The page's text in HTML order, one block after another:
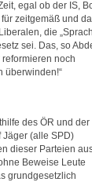
egal ob der IS,
zeitgemäß und
die
sei. Das, so
noch
überwinden!“
des ÖR und der
Jäger (alle SPD)
dieser Parteien
Beweise Leute
grundgesetzlich